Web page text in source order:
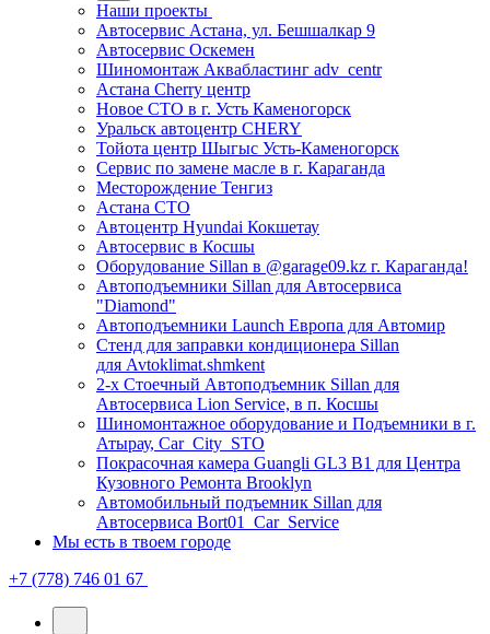
Наши проекты
Автосервис Астана, ул. Бешшалкар 9
Автосервис Оскемен
Шиномонтаж Аквабластинг adv_centr
Астана Cherry центр
Новое СТО в г. Усть Каменогорск
Уральск автоцентр CHERY
Тойота центр Шыгыс Усть-Каменогорск
Сервис по замене масле в г. Караганда
Месторождение Тенгиз
Астана СТО
Автоцентр Hyundai Кокшетау
Автосервис в Косшы
Оборудование Sillan в @garage09.kz г. Караганда!
Автоподъемники Sillan для Автосервиса
"Diamond"
Автоподъемники Launch Европа для Автомир
Стенд для заправки кондиционера Sillan
для Avtoklimat.shmkent
2-х Стоечный Автоподъемник Sillan для
Автосервиса Lion Service, в п. Косшы
Шиномонтажное оборудование и Подъемники в г.
Атырау, Car_City_STO
Покрасочная камера Guangli GL3 B1 для Центра
Кузовного Ремонта Brooklyn
Автомобильный подъемник Sillan для
Автосервиса Bort01_Car_Service
Мы есть в твоем городе
+7 (778) 746 01 67